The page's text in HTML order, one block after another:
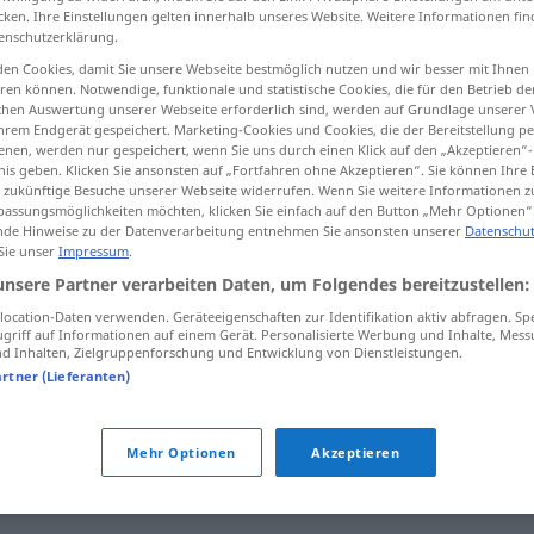
reparieren Auto
dieserSchadenlässt sich nicht
reparieren
Ihre Einstellungen gelten innerhalb unseres Website. Weitere Informationen
Cookies, damit Sie unsere Webseite bestmöglich nutzen und wir besser mit Ihnen
können. Notwendige, funktionale und statistische Cookies, die für den Betrieb
Auswertung unserer Webseite erforderlich sind, werden auf Grundlage unserer
Endgerät gespeichert. Marketing-Cookies und Cookies, die der Bereitstellung
werden nur gespeichert, wenn Sie uns durch einen Klick auf den
geben. Klicken Sie ansonsten auf „Fortfahren ohne Akzeptieren“. Sie können
Besuche unserer Webseite widerrufen. Wenn Sie weitere Informationen
möchten, klicken Sie einfach auf den Button „Mehr
Hinweise zu der Datenverarbeitung entnehmen Sie ansonsten unserer
unser Impressum.
Partner verarbeiten Daten, um Folgendes bereitzustellen:
Daten verwenden. Geräteeigenschaften zur Identifikation aktiv abfragen.
auf Informationen auf einem Gerät. Personalisierte Werbung und Inhalte,
Inhalten, Zielgruppenforschung und Entwicklung von Dienstleistungen.
(Lieferanten)
Mehr Optionen Akzeptieren